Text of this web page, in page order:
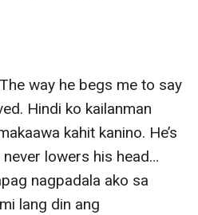
way he begs me to say
Hindi ko kailanman
kahit kanino. He’s
lowers his head…
nagpadala ako sa
lang din ang